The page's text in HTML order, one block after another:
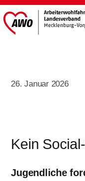
FSJ / BFD
Jahre
Aktuelles
26. Januar 2026
Kein
Jugendliche